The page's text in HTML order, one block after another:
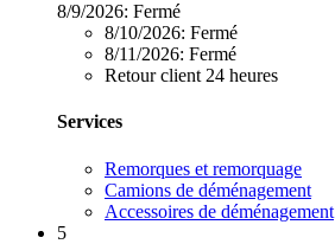
8/9/2026: Fermé
8/10/2026: Fermé
8/11/2026: Fermé
Retour client 24 heures
Services
Remorques et remorquage
Camions de déménagement
Accessoires de déménagement
5